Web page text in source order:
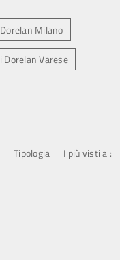
Milano
Dorelan Varese
Tipologia I più visti a :